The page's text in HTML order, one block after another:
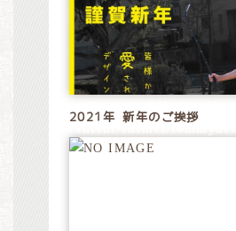
line28
Warning: Attempt to read
null in
/home/xs528794/
line28
2021年 新年のご挨拶